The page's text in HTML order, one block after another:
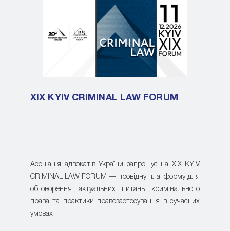
XIX KYIV CRIMINAL LAW FORUM
Асоціація адвокатів України запрошує на XIX KYIV
CRIMINAL LAW FORUM — провідну платформу для
обговорення актуальних питань кримінального
права та практики правозастосування в сучасних
умовах